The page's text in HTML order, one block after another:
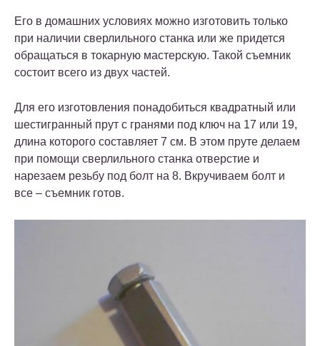
Его в домашних условиях можно изготовить только
при наличии сверлильного станка или же придется
обращаться в токарную мастерскую. Такой съемник
состоит всего из двух частей.
Для его изготовления понадобиться квадратный или
шестигранный прут с гранями под ключ на 17 или 19,
длина которого составляет 7 см. В этом пруте делаем
при помощи сверлильного станка отверстие и
нарезаем резьбу под болт на 8. Вкручиваем болт и
все – съемник готов.